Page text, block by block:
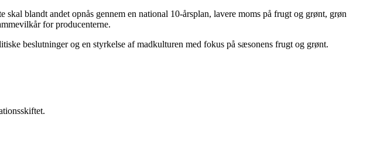
blandt andet opnås gennem en national 10-årsplan, lavere moms på frugt og grønt, grøn
for producenterne.
beslutninger og en styrkelse af madkulturen med fokus på sæsonens frugt og grønt.